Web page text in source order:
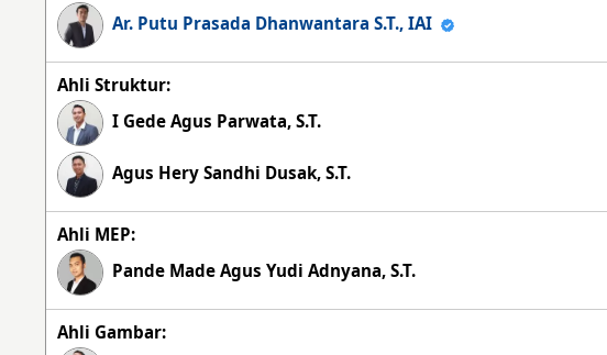
Ar. Putu Prasada Dhanwantara S.T., IAI
Ahli Struktur:
I Gede Agus Parwata, S.T.
Agus Hery Sandhi Dusak, S.T.
Ahli MEP:
Pande Made Agus Yudi Adnyana, S.T.
Ahli Gambar: